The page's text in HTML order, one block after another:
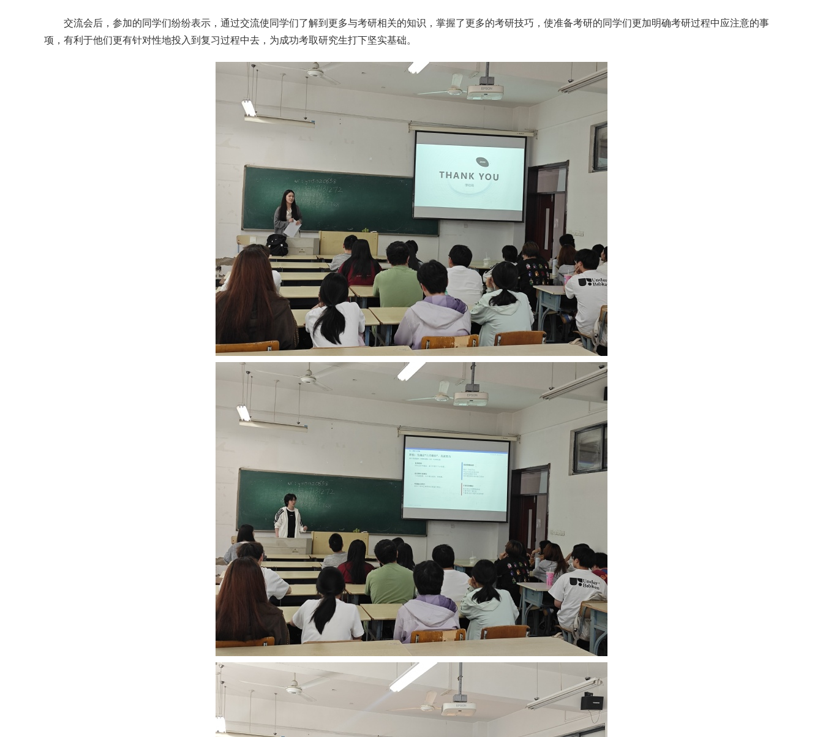
交流会后，参加的同学们纷纷表示，通过交流使同学们了解到更多与考研相关的知识，掌握了更多的考研技巧，使准备考研的同学们更加明确考研过程中应注意的事
项，有利于他们更有针对性地投入到复习过程中去，为成功考取研究生打下坚实基础。